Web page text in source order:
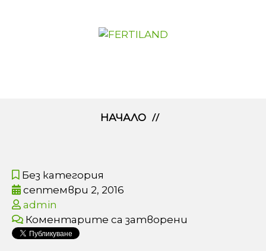
НАЧАЛО
Без категория
септември 2, 2016
admin
Коментарите са затворени